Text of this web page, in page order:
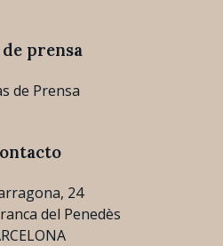
de prensa
de Prensa
24
del Penedès